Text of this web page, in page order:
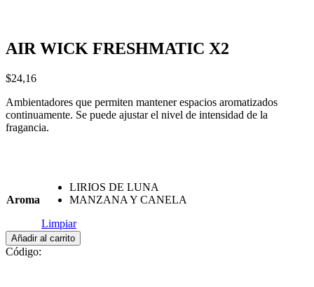
AIR WICK FRESHMATIC X2
$24,16
Ambientadores que permiten mantener espacios aromatizados
continuamente. Se puede ajustar el nivel de intensidad de la
fragancia.
Aroma
LIRIOS DE LUNA
MANZANA Y CANELA
Limpiar
AIR
WICK
FRESHMATIC
Añadir al carrito
Código: